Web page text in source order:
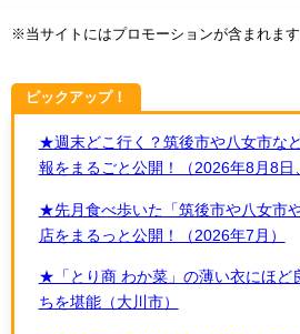
※当サイトにはプロモーションが含まれます
ピックアップ！
★週末どこ行く？筑後市や八女市な
報をまるごと公開！（2026年8月8日
★先月食べ歩いた「筑後市や八女市
店をまるっと公開！（2026年7月）
★「とり商 わか菜」の薄い衣にほど
ちを堪能（大川市）